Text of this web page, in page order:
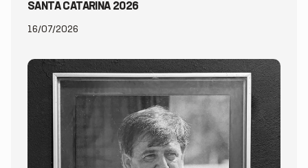
SANTA CATARINA 2026
16/07/2026